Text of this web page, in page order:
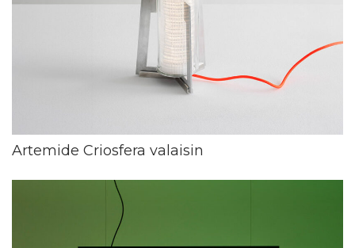
Artemide Criosfera valaisin